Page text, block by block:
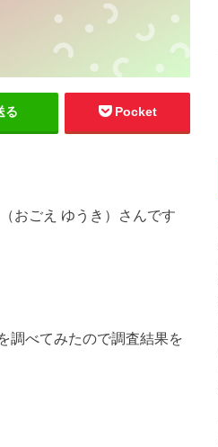
る Pocket
おごえ ゆうき）さんです
調べてみたので調査結果を